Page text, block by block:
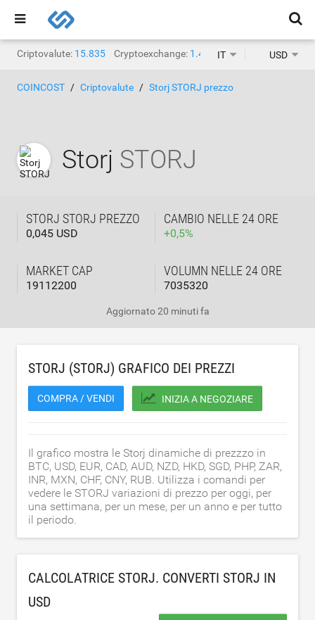
Criptovalute: 15.835 Cryptoexchange: 1.467 IT USD
COINCOST Criptovalute Storj STORJ prezzo
Storj STORJ
STORJ STORJ PREZZO
0,045 USD
CAMBIO NELLE 24 ORE
+0,5%
MARKET CAP
19112200
VOLUMN NELLE 24 ORE
7035320
Aggiornato20 minuti fa
STORJ (STORJ) GRAFICO DEI PREZZI
COMPRA / VENDI INIZIA A NEGOZIARE
Il grafico mostra le Storj dinamiche di prezzzo in
BTC, USD, EUR, CAD, AUD, NZD, HKD, SGD, PHP, ZAR,
INR, MXN, CHF, CNY, RUB. Utilizza i comandi per
vedere le STORJ variazioni di prezzo per oggi, per
una settimana, per un mese, per un anno e per tutto
il periodo.
CALCOLATRICE STORJ. CONVERTI STORJ IN
USD